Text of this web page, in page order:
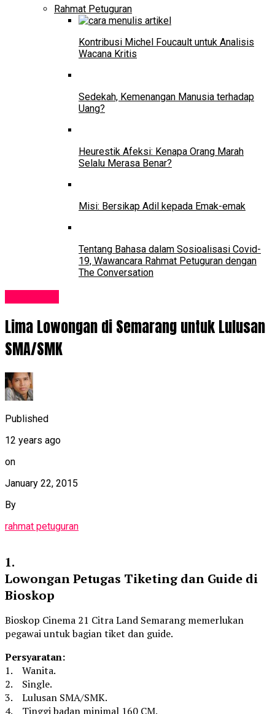
Rahmat Petuguran
Kontribusi Michel Foucault untuk Analisis
Wacana Kritis
Sedekah, Kemenangan Manusia terhadap
Uang?
Heurestik Afeksi: Kenapa Orang Marah
Selalu Merasa Benar?
Misi: Bersikap Adil kepada Emak-emak
Tentang Bahasa dalam Sosioalisasi Covid-
19, Wawancara Rahmat Petuguran dengan
The Conversation
Lima Lowongan di Semarang untuk Lulusan
SMA/SMK
Published
12 years ago
on
January 22, 2015
By
rahmat petuguran
1.
Lowongan Petugas Tiketing dan Guide di
Bioskop
Bioskop Cinema 21 Citra Land Semarang memerlukan
pegawai untuk bagian tiket dan guide.
Persyaratan:
1. Wanita.
2. Single.
3. Lulusan SMA/SMK.
4. Tinggi badan minimal 160 CM.